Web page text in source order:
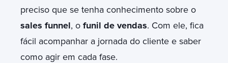
preciso que se tenha conhecimento sobre o
sales funnel, o funil de vendas. Com ele, fica
fácil acompanhar a jornada do cliente e saber
como agir em cada fase.